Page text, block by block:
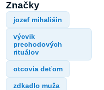
Značky
jozef mihališin
výcvik
prechodových
rituálov
otcovia deťom
zdkadlo muža